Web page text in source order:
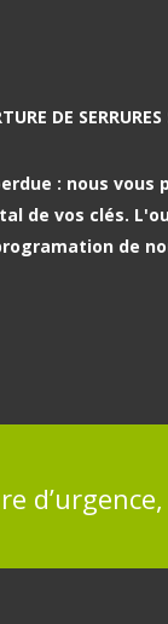
DE
: nous vous
de vos clés.
de